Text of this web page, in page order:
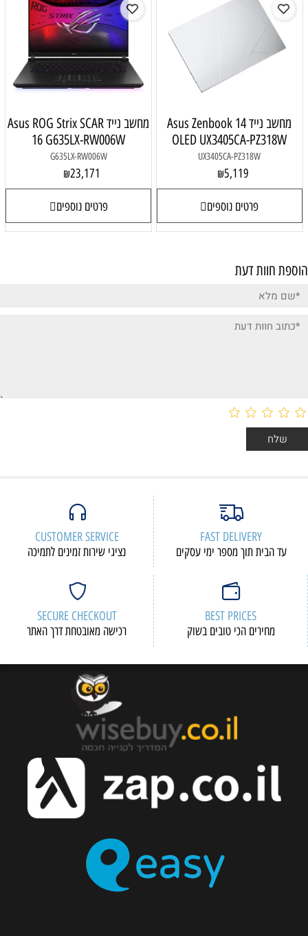
מחשב נייד Asus Zenbook 14
OLED UX3405CA-PZ318W
UX3405CA-PZ318W
₪5,119
פרטים נוספים
מחשב נייד Asus ROG Strix SCAR
16 G635LX-RW006W
G635LX-RW006W
₪23,171
פרטים נוספים
הוספת חוות דעת
FAST DELIVERY
עד הבית תוך מספר ימי עסקים
CUSTOMER SERVICE
נציגי שירות זמינים לתמיכה
BEST PRICES
מחירים הכי טובים בשוק
SECURE CHECKOUT
רכישה מאובטחת דרך האתר